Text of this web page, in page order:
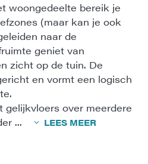
woongedeelte bereik je
(maar kan je ook
naar de
geniet van
zicht op de tuin. De
en vormt een logisch
over meerdere
... LEES MEER